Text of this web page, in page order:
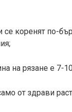
се коренят по-
на рязане е 7-
от здрави